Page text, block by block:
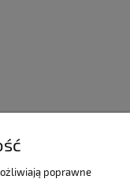
poprawne